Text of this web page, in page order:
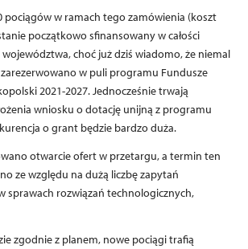
pociągów w ramach tego zamówienia (koszt
początkowo sfinansowany w całości
choć już dziś wiadomo, że niemal
zarezerwowano w puli programu Fundusze
2021-2027. Jednocześnie trwają
wniosku o dotację unijną z programu
o grant będzie bardzo duża.
otwarcie ofert w przetargu, a termin ten
ze względu na dużą liczbę zapytań
sprawach rozwiązań technologicznych,
zgodnie z planem, nowe pociągi trafią